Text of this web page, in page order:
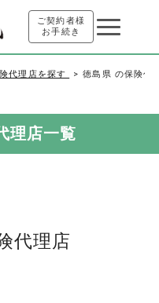
ご契約者様
お手続き
代理店を探す 徳島県 の保険代
理店一覧
代理店